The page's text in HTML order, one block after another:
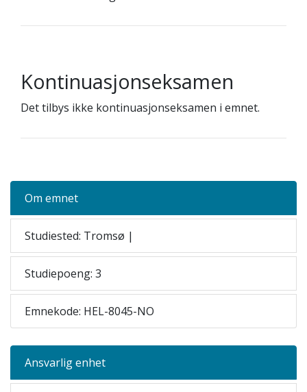
Kontinuasjonseksamen
Det tilbys ikke kontinuasjonseksamen i emnet.
Om emnet
Studiested: Tromsø |
Studiepoeng: 3
Emnekode: HEL-8045-NO
Ansvarlig enhet